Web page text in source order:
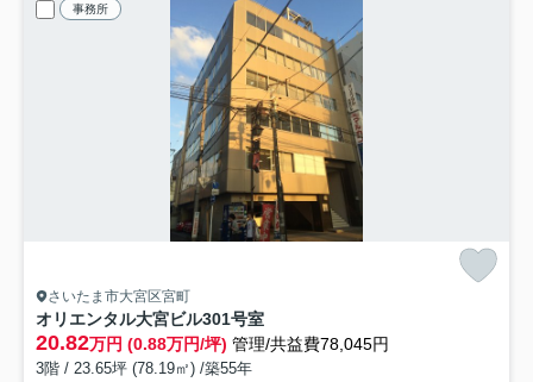
事務所
さいたま市大宮区宮町
オリエンタル大宮ビル301号室
20.82万円 (0.88万円/坪) 管理/共益費78,045円
3階 / 23.65坪 (78.19㎡) /築55年